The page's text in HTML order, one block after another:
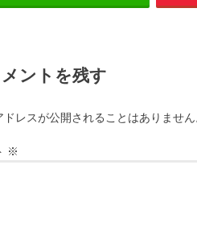
ントを残す
ドレスが公開されることはありません
※